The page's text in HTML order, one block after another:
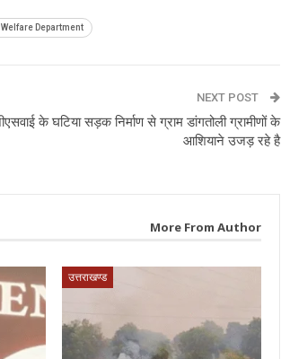
Department
NEXT POST
के घटिया सड़क निर्माण से ग्राम डांगतोली ग्रामीणों के
आशियाने उजड़ रहे है
More From Author
उत्तराखण्ड